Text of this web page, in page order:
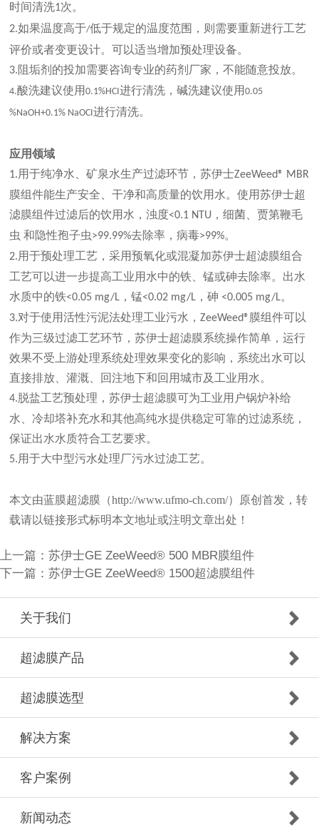
时间清洗1次。
2.如果温度高于/低于规定的温度范围，则需要重新进行工艺
评价或者变更设计。可以适当增加预处理设备。
3.阻垢剂的投加需要咨询专业的药剂厂家，不能随意投放。
4.酸洗建议使用0.1%HCI进行清洗，碱洗建议使用0.05
%NaOH+0.1% NaOCI进行清洗。
应用领域
1.用于纯净水、矿泉水生产过滤环节，苏伊士ZeeWeed® MBR
膜组件能生产安全、干净和高质量的饮用水。使用苏伊士超
滤膜组件过滤后的饮用水，浊度<0.1 NTU ，细菌、贾第鞭毛
虫 和隐性孢子虫>99.99%去除率，病毒>99%。
2.用于预处理工艺，采用预氧化或混凝加苏伊士超滤膜组合
工艺可以进一步提高工业用水中的铁、锰或砷去除率。出水
水质中的铁<0.05 mg/L ，锰<0.02 mg/L ，砷 <0.005 mg/L。
3.对于使用活性污泥法处理工业污水，ZeeWeed®膜组件可以
作为三级过滤工艺环节，苏伊士超滤膜系统操作简单，运行
效果不受上游处理系统处理效果变化的影响，系统出水可以
直接排放、灌溉、回注地下和回用城市及工业用水。
4.脱盐工艺预处理，苏伊士超滤膜可为工业用户锅炉补给
水、冷却塔补充水和其他高纯水提供稳定可靠的过滤系统，
保证出水水质符合工艺要求。
5.用于大中型污水处理厂污水过滤工艺。
本文由蓝膜超滤膜（http://www.ufmo-ch.com/）原创首发，转
载请以链接形式标明本文地址或注明文章出处！
上一篇： 苏伊士GE ZeeWeed® 500 MBR膜组件
下一篇： 苏伊士GE ZeeWeed® 1500超滤膜组件
关于我们
超滤膜产品
超滤膜选型
解决方案
客户案例
新闻动态